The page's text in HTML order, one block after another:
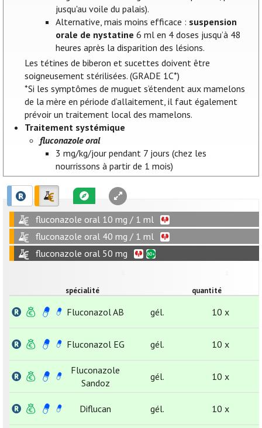
jusqu'au voile du palais).
Alternative, mais moins efficace : suspension
orale de nystatine 6 ml en 4 doses jusqu’à 48
heures après la disparition des lésions.
Les tétines de biberon et sucettes doivent être
soigneusement stérilisées. (GRADE 1C*)
*Si les symptômes de muguet s’étendent aux mamelons
de la mère en période d’allaitement, il faut également
prévoir un traitement local des mamelons.
Traitement systémique
fluconazole oral
3 mg/kg/jour pendant 7 jours (chez les
nourrissons à partir de 1 mois)
fluconazole oral 10 mg / 1 ml
fluconazole oral 40 mg / 1 ml
fluconazole oral 50 mg
spécialité quantité
Fluconazol AB gél. 10 x
Fluconazol EG gél. 10 x
Fluconazole
Sandoz
gél. 10 x
Diflucan gél. 10 x